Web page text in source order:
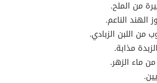
من الملح.
الناعم.
من اللبن الزبادي.
مذابة.
ماء الزهر.